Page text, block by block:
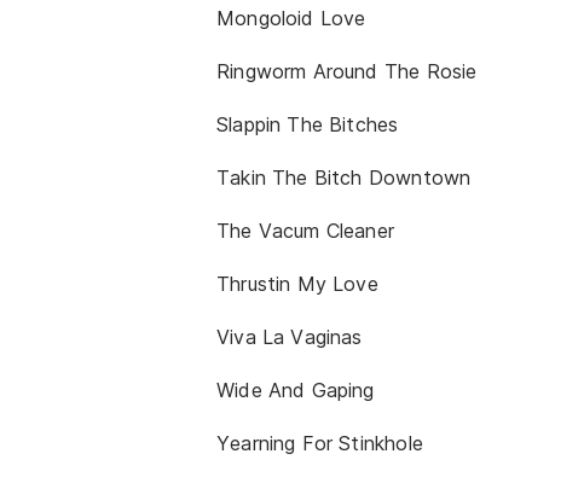
Mongoloid Love
Ringworm Around The Rosie
Slappin The Bitches
Takin The Bitch Downtown
The Vacum Cleaner
Thrustin My Love
Viva La Vaginas
Wide And Gaping
Yearning For Stinkhole